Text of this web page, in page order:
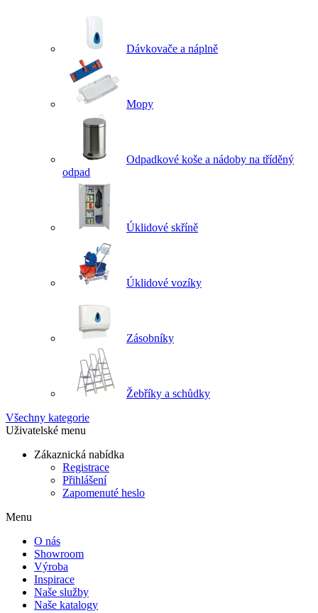
Dávkovače a náplně
Mopy
Odpadkové koše a nádoby na tříděný
odpad
Úklidové skříně
Úklidové vozíky
Zásobníky
Žebříky a schůdky
Všechny kategorie
Uživatelské menu
Zákaznická nabídka
Registrace
Přihlášení
Zapomenuté heslo
Menu
O nás
Showroom
Výroba
Inspirace
Naše služby
Naše katalogy